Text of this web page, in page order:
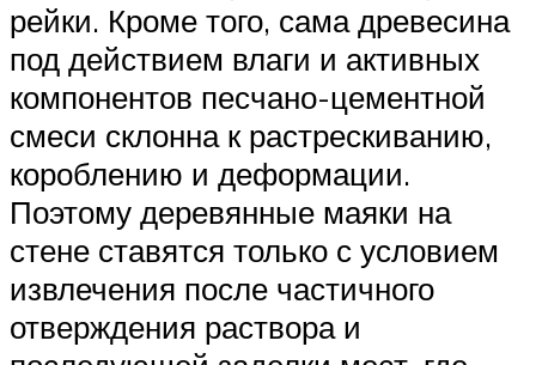
рейки. Кроме того, сама древесина
под действием влаги и активных
компонентов песчано-цементной
смеси склонна к растрескиванию,
короблению и деформации.
Поэтому деревянные маяки на
стене ставятся только с условием
извлечения после частичного
отверждения раствора и